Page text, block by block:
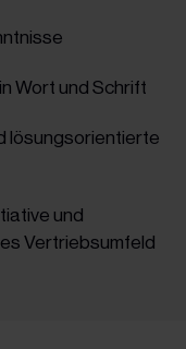
Wort und Schrift
lösungsorientierte
und
Vertriebsumfeld